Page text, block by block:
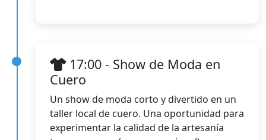
17:00 - Show de Moda en
Cuero
Un show de moda corto y divertido en un
taller local de cuero. Una oportunidad para
experimentar la calidad de la artesanía